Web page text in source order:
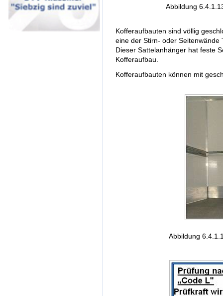
Abbildung
Kofferaufbauten sind völlig
eine der Stirn- oder
Dieser Sattelanhänger hat feste
Kofferaufbau.
Kofferaufbauten können mit
Abbildung